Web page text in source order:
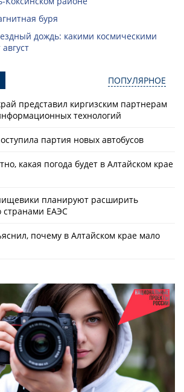
буря
дождь: какими космическими
ПОПУЛЯРНОЕ
представил киргизским партнерам
технологий
партия новых автобусов
какая погода будет в Алтайском крае
планируют расширить
странами ЕАЭС
почему в Алтайском крае мало